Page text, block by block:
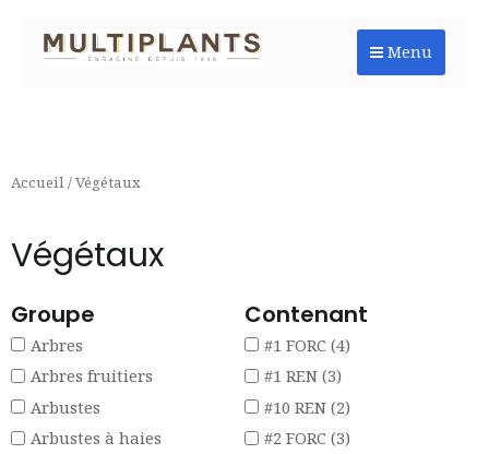
Menu
Accueil/ Végétaux
Végétaux
Groupe
Arbres
Arbres fruitiers
Arbustes
Arbustes à haies
Contenant
#1 FORC (4)
#1 REN (3)
#10 REN (2)
#2 FORC (3)